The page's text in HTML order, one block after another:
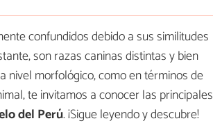
confundidos debido a sus similitudes
son razas caninas distintas y bien
nivel morfológico, como en términos de
te invitamos a conocer las principales
del Perú. ¡Sigue leyendo y descubre!